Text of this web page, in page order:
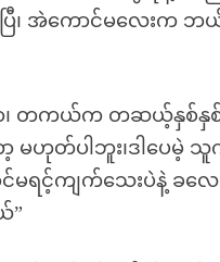
ြီ၊ အဲကောင်မလေးက ဘ
ာ၊ တကယ်က တဆယ့်နှစ်
ာ့ မဟုတ်ပါဘူး၊ဒါပေ
မရင့်ကျက်သေးပဲနဲ့ ခလ
”